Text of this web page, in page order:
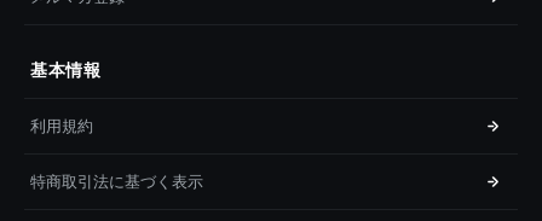
基本情報
利用規約
特商取引法に基づく表示